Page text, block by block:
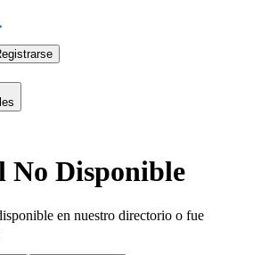
No Disponible
en nuestro directorio o fue